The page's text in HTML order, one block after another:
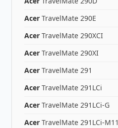
Acer TravelMate 290E
Acer TravelMate 290XCI
Acer TravelMate 290XI
Acer TravelMate 291
Acer TravelMate 291LCi
Acer TravelMate 291LCi-G
Acer TravelMate 291LCi-M11